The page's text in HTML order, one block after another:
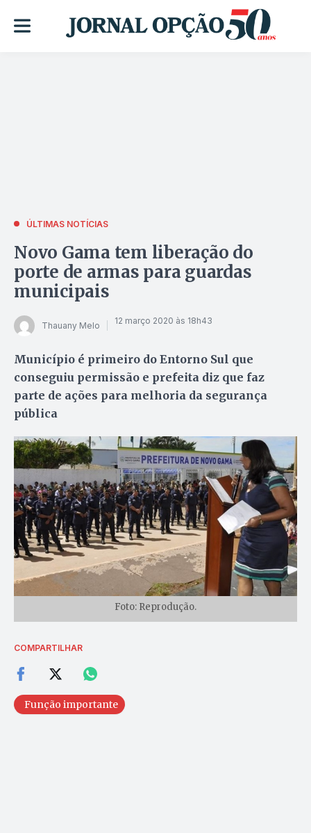
ÚLTIMAS NOTÍCIAS
Novo Gama tem liberação do
porte de armas para guardas
municipais
Thauany Melo 12 março 2020 às 18h43
Município é primeiro do Entorno Sul que
conseguiu permissão e prefeita diz que faz
parte de ações para melhoria da segurança
pública
Foto: Reprodução.
COMPARTILHAR
Função importante